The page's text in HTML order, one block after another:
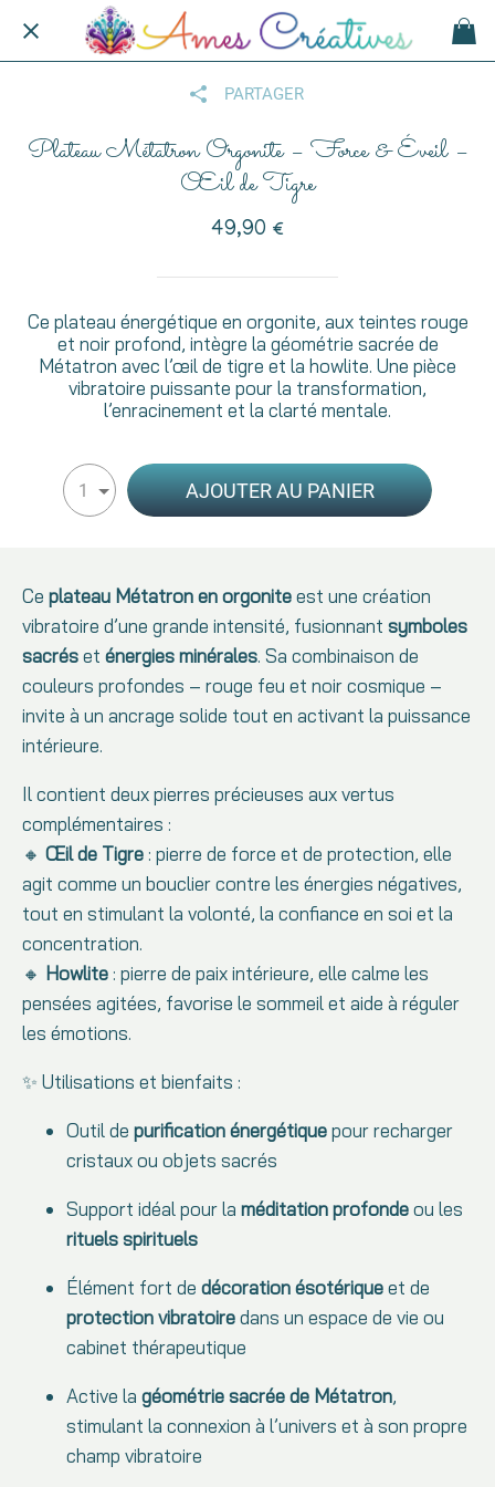
PARTAGER
Plateau Métatron Orgonite – Force & Éveil –
Œil de Tigre
49,90 €
Ce plateau énergétique en orgonite, aux teintes rouge
et noir profond, intègre la géométrie sacrée de
Métatron avec l’œil de tigre et la howlite. Une pièce
vibratoire puissante pour la transformation,
l’enracinement et la clarté mentale.
1 AJOUTER AU PANIER
Ce plateau Métatron en orgoniteest une création
vibratoire d’une grande intensité, fusionnant symboles
sacréset énergies minérales. Sa combinaison de
couleurs profondes – rouge feu et noir cosmique –
invite à un ancrage solide tout en activant la puissance
intérieure.
Il contient deux pierres précieuses aux vertus
complémentaires :
🔸 Œil de Tigre : pierre de force et de protection, elle
agit comme un bouclier contre les énergies négatives,
tout en stimulant la volonté, la confiance en soi et la
concentration.
🔸 Howlite : pierre de paix intérieure, elle calme les
pensées agitées, favorise le sommeil et aide à réguler
les émotions.
✨ Utilisations et bienfaits :
Outil de purification énergétiquepour recharger
cristaux ou objets sacrés
Support idéal pour la méditation profondeou les
rituels spirituels
Élément fort de décoration ésotériqueet de
protection vibratoiredans un espace de vie ou
cabinet thérapeutique
Active la géométrie sacrée de Métatron,
stimulant la connexion à l’univers et à son propre
champ vibratoire